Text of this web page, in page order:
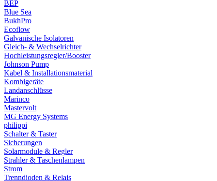
BEP
Blue Sea
BukhPro
Ecoflow
Galvanische Isolatoren
Gleich- & Wechselrichter
Hochleistungsregler/Booster
Johnson Pump
Kabel & Installationsmaterial
Kombigeräte
Landanschlüsse
Marinco
Mastervolt
MG Energy Systems
philippi
Schalter & Taster
Sicherungen
Solarmodule & Regler
Strahler & Taschenlampen
Strom
Trenndioden & Relais